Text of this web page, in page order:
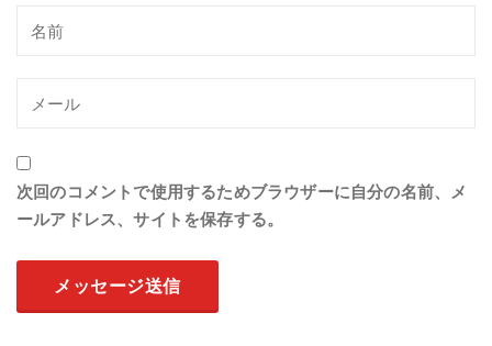
次回のコメントで使用するためブラウザーに自分の名前、メ
ールアドレス、サイトを保存する。